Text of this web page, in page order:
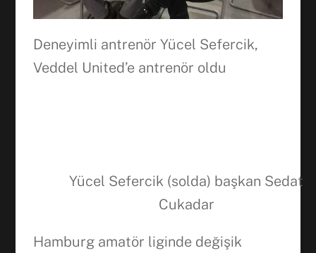
Deneyimli antrenör Yücel Sefercik,
Veddel United’e antrenör oldu
Yücel Sefercik (solda) başkan Sedat
Cukadar
Hamburg amatör liginde değişik